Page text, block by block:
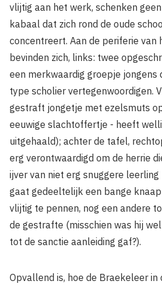
vlijtig aan het werk, schenken
kabaal dat zich rond de oude
concentreert. Aan de periferie van
bevinden zich, links: twee
een merkwaardig groepje jongens
type scholier vertegenwoordigen.
gestraft jongetje met ezelsmuts
eeuwige slachtoffertje - heeft
uitgehaald); achter de tafel,
erg verontwaardigd om de herrie
ijver van niet erg snuggere
gaat gedeeltelijk een bange
vlijtig te pennen, nog een andere
de gestrafte (misschien was hij
tot de sanctie aanleiding gaf?).
Opvallend is, hoe de Braekeleer in